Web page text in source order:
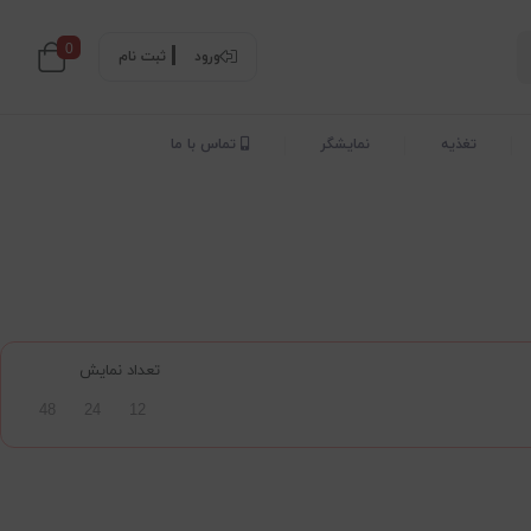
ورود ثبت نام 0
تغذیه نمایشگر تماس با ما
تعداد نمایش
12
24
48